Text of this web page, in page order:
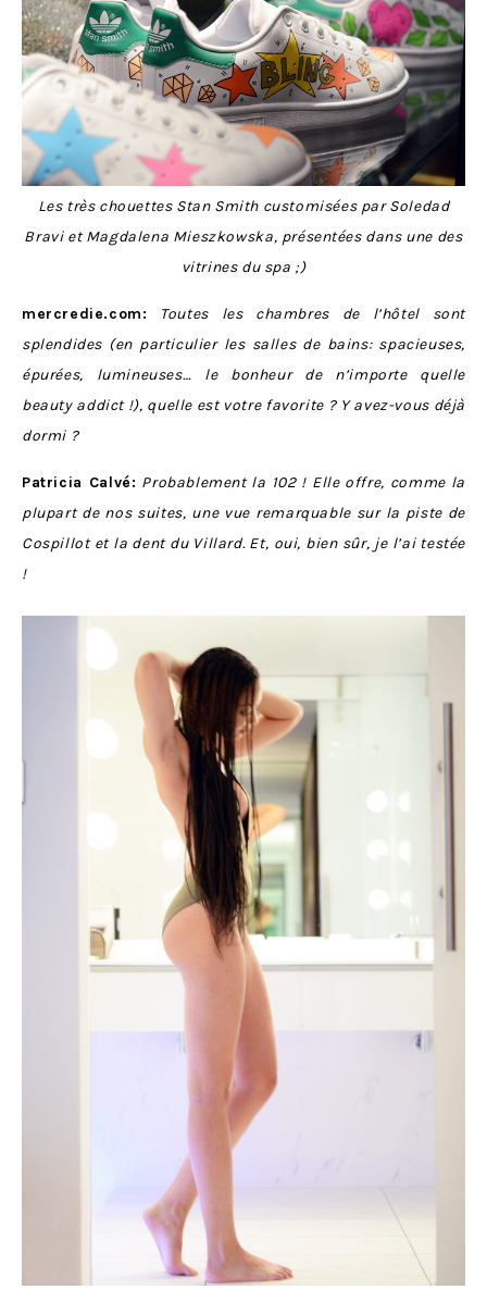
Les très chouettes Stan Smith customisées parSoledad
Bravi et Magdalena Mieszkowska, présentées dans une des
vitrines du spa ;)
mercredie.com:
Toutes les chambres de l’hôtel sont
splendides (en particulier les salles de bains: spacieuses,
épurées, lumineuses… le bonheur de n’importe quelle
beauty addict !), quelle est votre favorite ? Y avez-vous déjà
dormi ?
Patricia Calvé: Probablement la 102 ! Elle offre, comme la
plupart de nos suites, une vue remarquable sur la piste de
Cospillot et la dent du Villard. Et, oui, bien sûr, je l’ai testée
!